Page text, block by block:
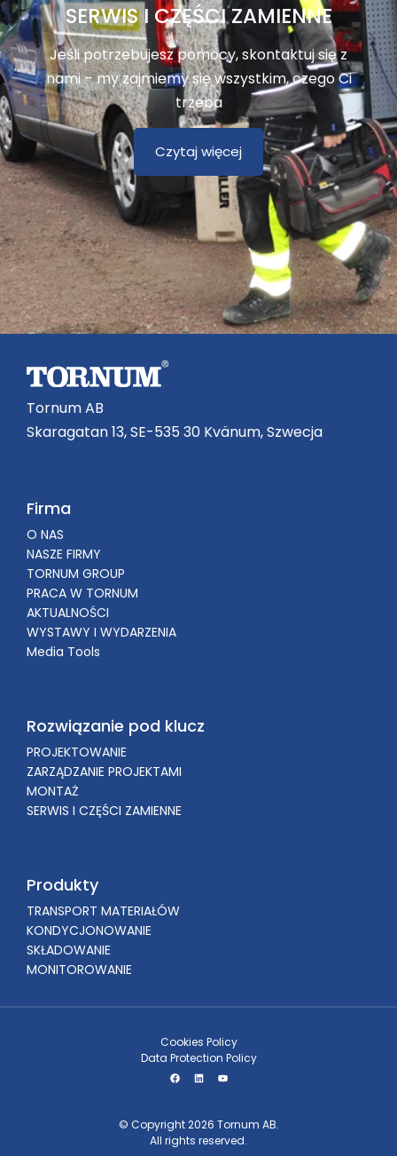
SERWIS I CZĘŚCI ZAMIENNE
Jeśli potrzebujesz pomocy, skontaktuj się z
nami – my zajmiemy się wszystkim, czego Ci
trzeba
Czytaj więcej
Tornum AB
Skaragatan 13, SE-535 30 Kvänum, Szwecja
Firma
O NAS
NASZE FIRMY
TORNUM GROUP
PRACA W TORNUM
AKTUALNOŚCI
WYSTAWY I WYDARZENIA
Media Tools
Rozwiązanie pod klucz
PROJEKTOWANIE
ZARZĄDZANIE PROJEKTAMI
MONTAŻ
SERWIS I CZĘŚCI ZAMIENNE
Produkty
TRANSPORT MATERIAŁÓW
KONDYCJONOWANIE
SKŁADOWANIE
MONITOROWANIE
© Copyright 2026 Tornum AB.
All rights reserved.
Cookies Policy
Data Protection Policy